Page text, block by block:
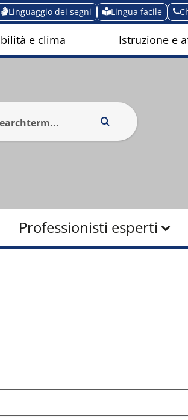
Linguaggio dei segni Lingua facile
e clima Istruzione e
Professionisti esperti